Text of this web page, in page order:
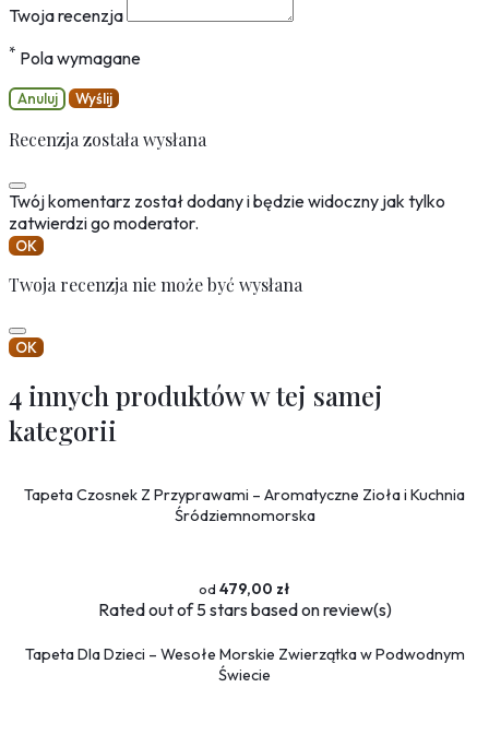
Twoja recenzja
* Pola wymagane
Anuluj Wyślij
Recenzja została wysłana
Twój komentarz został dodany i będzie widoczny jak tylko
zatwierdzi go moderator.
OK
Twoja recenzja nie może być wysłana
OK
4 innych produktów w tej samej
kategorii
Tapeta Czosnek Z Przyprawami – Aromatyczne Zioła i Kuchnia
Śródziemnomorska
479,00 zł
Ratedout of 5 stars based onreview(s)
Tapeta Dla Dzieci – Wesołe Morskie Zwierzątka w Podwodnym
Świecie